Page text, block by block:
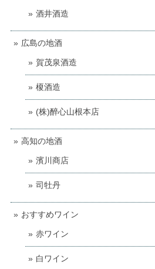
酒井酒造
広島の地酒
賀茂泉酒造
榎酒造
(株)醉心山根本店
高知の地酒
濱川商店
司牡丹
おすすめワイン
赤ワイン
白ワイン